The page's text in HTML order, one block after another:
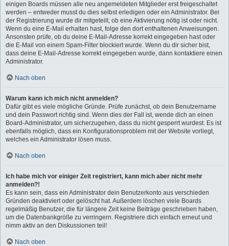
einigen Boards müssen alle neu angemeldeten Mitglieder erst freigeschaltet
werden – entweder musst du dies selbst erledigen oder ein Administrator. Bei
der Registrierung wurde dir mitgeteilt, ob eine Aktivierung nötig ist oder nicht.
Wenn du eine E-Mail erhalten hast, folge den dort enthaltenen Anweisungen.
Ansonsten prüfe, ob du deine E-Mail-Adresse korrekt eingegeben hast oder
die E-Mail von einem Spam-Filter blockiert wurde. Wenn du dir sicher bist,
dass deine E-Mail-Adresse korrekt eingegeben wurde, dann kontaktiere einen
Administrator.
Nach oben
Warum kann ich mich nicht anmelden?
Dafür gibt es viele mögliche Gründe. Prüfe zunächst, ob dein Benutzername
und dein Passwort richtig sind. Wenn dies der Fall ist, wende dich an einen
Board-Administrator, um sicherzugehen, dass du nicht gesperrt wurdest. Es ist
ebenfalls möglich, dass ein Konfigurationsproblem mit der Website vorliegt,
welches ein Administrator lösen muss.
Nach oben
Ich habe mich vor einiger Zeit registriert, kann mich aber nicht mehr
anmelden?!
Es kann sein, dass ein Administrator dein Benutzerkonto aus verschieden
Gründen deaktiviert oder gelöscht hat. Außerdem löschen viele Boards
regelmäßig Benutzer, die für längere Zeit keine Beiträge geschrieben haben,
um die Datenbankgröße zu verringern. Registriere dich einfach erneut und
nimm aktiv an den Diskussionen teil!
Nach oben